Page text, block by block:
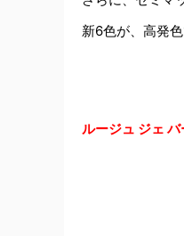
新6色が、高発
ルージュ ジェ